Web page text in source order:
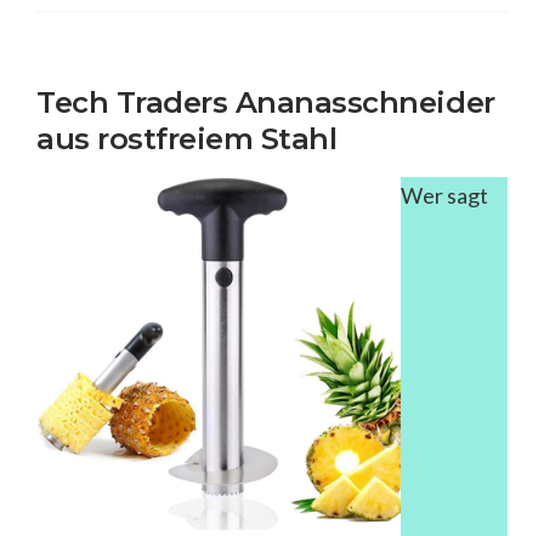
Tech Traders Ananasschneider
aus rostfreiem Stahl
Wer sagt